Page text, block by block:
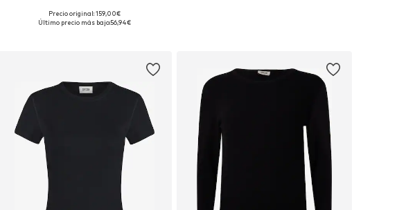
Precio original: 159,00€
Último precio más bajo:56,94€